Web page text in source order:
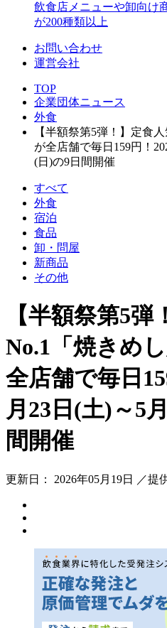
飲食店メニューや卸向け
が200種類以上
お問い合わせ
運営会社
TOP
企業団体ニュース
外食
【半額祭第5弾！】定食
が全店舗で毎日159円！
(日)の9日間開催
すべて
外食
宿泊
食品
卸・問屋
新商品
その他
【半額祭第5
No.1「焼きめ
全店舗で毎日
月23日(土)～5
間開催
更新日： 2026年05月19日 ／提